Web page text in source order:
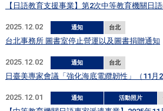
【日語教育支援事業】第2次中等教育機關日
2025.12.02 通知 台北
台北事務所 圖書室停止營運以及圖書捐贈通知
2025.12.02 通知 台北
日臺美專家會議「強化海底電纜韌性」（11月
2025.12.01 通知 活動照片